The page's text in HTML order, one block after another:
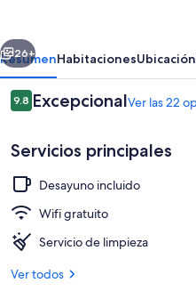
Siguiente
26+
ResumenHabitacionesUbicación
Opiniones
9.89.8 de 10,
ExcepcionalVer las 22
Servicios principales
Desayuno incluido
Wifi gratuito
Servicio de limpieza
Ver todos